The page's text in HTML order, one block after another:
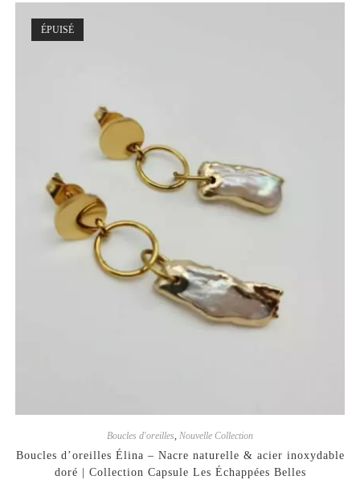
ÉPUISÉ
Boucles d'oreilles, Nouvelle Collection
Boucles d’oreilles Élina – Nacre naturelle & acier inoxydable
doré | Collection Capsule Les Échappées Belles